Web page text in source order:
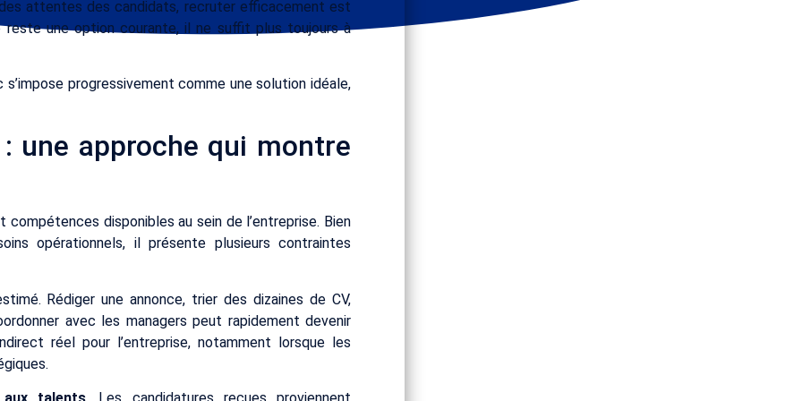
attentes des candidats, recruter efficacement est
une option courante, il ne suffit plus toujours à
progressivement comme une solution idéale,
une approche qui montre
disponibles au sein de l’entreprise. Bien
opérationnels, il présente plusieurs contraintes
Rédiger une annonce, trier des dizaines de CV,
avec les managers peut rapidement devenir
réel pour l’entreprise, notamment lorsque les